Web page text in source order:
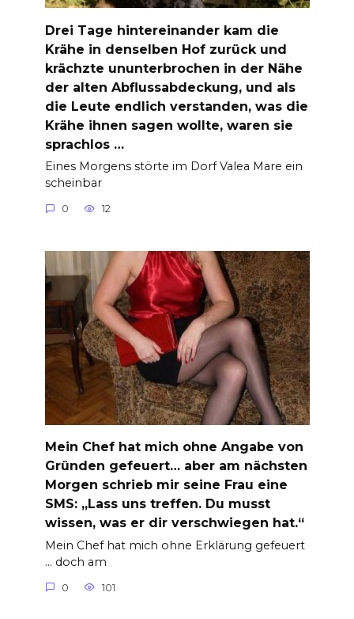
Drei Tage hintereinander kam die
Krähe in denselben Hof zurück und
krächzte ununterbrochen in der Nähe
der alten Abflussabdeckung, und als
die Leute endlich verstanden, was die
Krähe ihnen sagen wollte, waren sie
sprachlos …
Eines Morgens störte im Dorf Valea Mare ein
scheinbar
0 12
Mein Chef hat mich ohne Angabe von
Gründen gefeuert… aber am nächsten
Morgen schrieb mir seine Frau eine
SMS: „Lass uns treffen. Du musst
wissen, was er dir verschwiegen hat.“
Mein Chef hat mich ohne Erklärung gefeuert
… doch am
0 101